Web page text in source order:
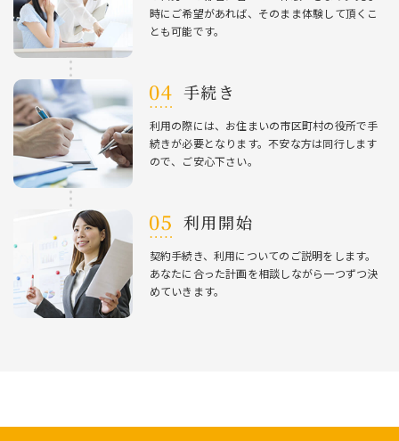
時にご希望があれば、そのまま体験して頂くこ
とも可能です。
⼿続き
利⽤の際には、お住まいの市区町村の役所で⼿
続きが必要となります。不安な⽅は同⾏します
ので、ご安⼼下さい。
利⽤開始
契約⼿続き、利⽤についてのご説明をします。
あなたに合った計画を相談しながら⼀つずつ決
めていきます。